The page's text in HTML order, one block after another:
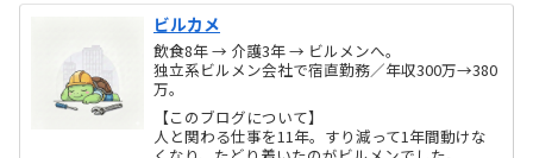
ビルカメ
飲食8年 → 介護3年 → ビルメンへ。
独立系ビルメン会社で宿直勤務／年収300万→380
万。
【このブログについて】
人と関わる仕事を11年。すり減って1年間動けな